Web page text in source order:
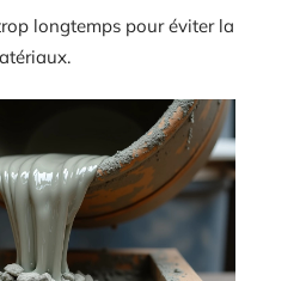
longtemps pour éviter la